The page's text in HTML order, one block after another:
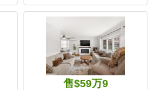
售$59万9